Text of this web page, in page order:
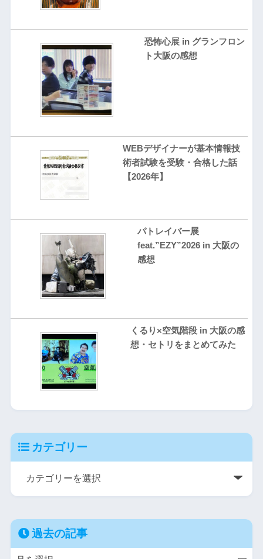
恐怖心展 in グランフロン
ト大阪の感想
WEBデザイナーが基本情報技
術者試験を受験・合格した話
【2026年】
パトレイバー展
feat.”EZY”2026 in 大阪の
感想
くるり×空気階段 in 大阪の感
想・セトリをまとめてみた
カテゴリー
過去の記事